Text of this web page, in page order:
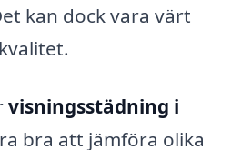
kan dock vara värt
visningsstädning i
bra att jämföra olika